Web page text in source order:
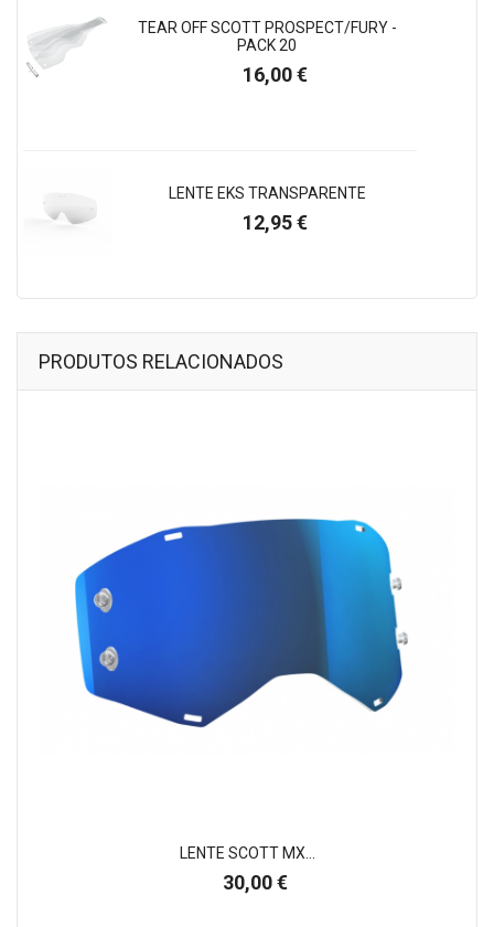
TEAR OFF SCOTT PROSPECT/FURY -
PACK 20
Preço
16,00 €
LENTE EKS TRANSPARENTE
Preço
12,95 €
PRODUTOS RELACIONADOS
LENTE SCOTT MX...
Preço
30,00 €